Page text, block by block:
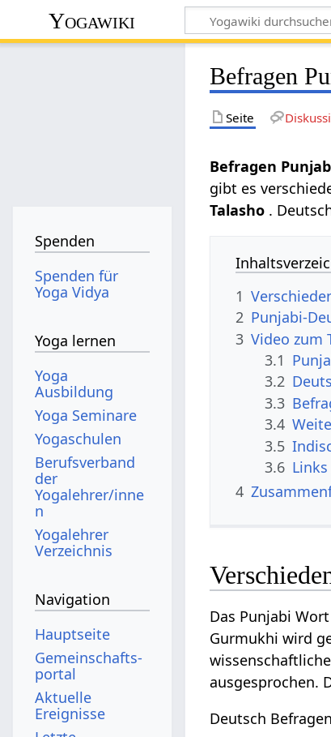
Yogawiki
Befragen
Seite
Befragen
gibt es
Talasho .
1
2 Punjabi-
3 Video zum
3.1
3.2
3.3
3.4
3.5
3.6
4
Das Punjabi
Gurmukhi wird
ausgesprochen.
Deutsch
Spenden
Spenden für
Yoga Vidya
Yoga lernen
Yoga
Ausbildung
Yoga Seminare
Yogaschulen
Berufsverband
der
Yogalehrer/inne
n
Yogalehrer
Verzeichnis
Navigation
Hauptseite
Gemeinschafts­
portal
Aktuelle
Ereignisse